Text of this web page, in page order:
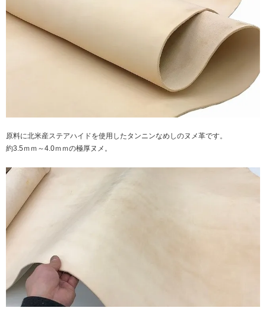
原料に北米産ステアハイドを使用したタンニンなめしのヌメ革です。
約3.5ｍｍ～4.0ｍｍの極厚ヌメ。